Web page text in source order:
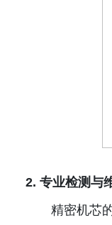
2. 专业检测与
精密机芯的